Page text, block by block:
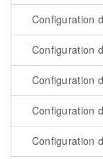
Configuration
Configuration
Configuration
Configuration
Configuration